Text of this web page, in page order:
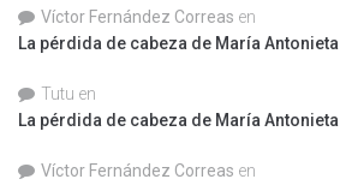
Víctor Fernández Correas en
La pérdida de cabeza de María Antonieta
Tutu en
La pérdida de cabeza de María Antonieta
Víctor Fernández Correas en